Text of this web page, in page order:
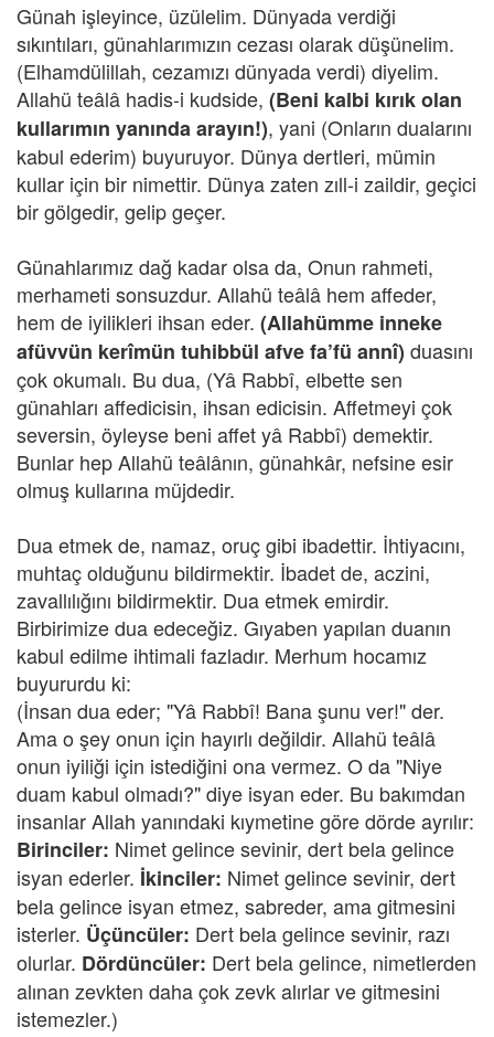
Günah işleyince, üzülelim. Dünyada verdiği
sıkıntıları, günahlarımızın cezası olarak düşünelim.
(Elhamdülillah, cezamızı dünyada verdi) diyelim.
Allahü teâlâ hadis-i kudside, (Beni kalbi kırık olan
kullarımın yanında arayın!), yani (Onların dualarını
kabul ederim) buyuruyor. Dünya dertleri, mümin
kullar için bir nimettir. Dünya zaten zıll-i zaildir, geçici
bir gölgedir, gelip geçer.
Günahlarımız dağ kadar olsa da, Onun rahmeti,
merhameti sonsuzdur. Allahü teâlâ hem affeder,
hem de iyilikleri ihsan eder. (Allahümme inneke
afüvvün kerîmün tuhibbül afve fa’fü annî) duasını
çok okumalı. Bu dua, (Yâ Rabbî, elbette sen
günahları affedicisin, ihsan edicisin. Affetmeyi çok
seversin, öyleyse beni affet yâ Rabbî) demektir.
Bunlar hep Allahü teâlânın, günahkâr, nefsine esir
olmuş kullarına müjdedir.
Dua etmek de, namaz, oruç gibi ibadettir. İhtiyacını,
muhtaç olduğunu bildirmektir. İbadet de, aczini,
zavallılığını bildirmektir. Dua etmek emirdir.
Birbirimize dua edeceğiz. Gıyaben yapılan duanın
kabul edilme ihtimali fazladır. Merhum hocamız
buyururdu ki:
(İnsan dua eder; "Yâ Rabbî! Bana şunu ver!" der.
Ama o şey onun için hayırlı değildir. Allahü teâlâ
onun iyiliği için istediğini ona vermez. O da "Niye
duam kabul olmadı?" diye isyan eder. Bu bakımdan
insanlar Allah yanındaki kıymetine göre dörde ayrılır:
Birinciler: Nimet gelince sevinir, dert bela gelince
isyan ederler. İkinciler: Nimet gelince sevinir, dert
bela gelince isyan etmez, sabreder, ama gitmesini
isterler. Üçüncüler: Dert bela gelince sevinir, razı
olurlar. Dördüncüler: Dert bela gelince, nimetlerden
alınan zevkten daha çok zevk alırlar ve gitmesini
istemezler.)